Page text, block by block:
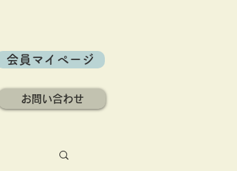
会員マイページ
お問い合わせ